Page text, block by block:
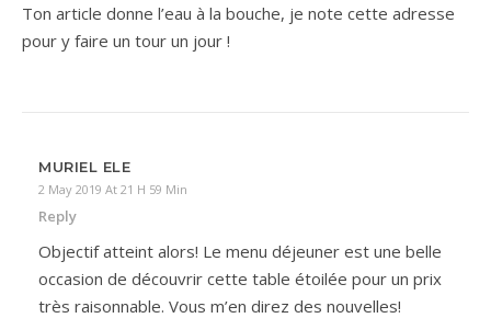
Ton article donne l’eau à la bouche, je note cette adresse
pour y faire un tour un jour !
MURIEL ELE
2 May 2019 At 21 H 59 Min
Reply
Objectif atteint alors! Le menu déjeuner est une belle
occasion de découvrir cette table étoilée pour un prix
très raisonnable. Vous m’en direz des nouvelles!